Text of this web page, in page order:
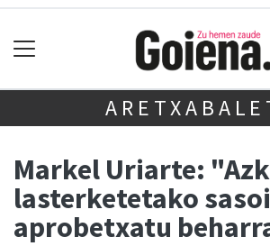
Markel Uriarte:
lasterketetako
aprobetxatu